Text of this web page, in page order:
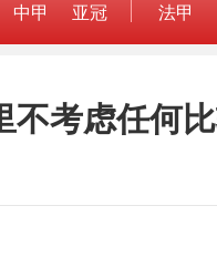
中甲
亚冠
法甲
不考虑任何